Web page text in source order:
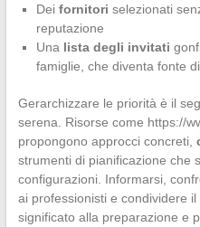
Dei fornitori selezionati
reputazione
Una lista degli invitati
famiglie, che diventa fonte
Gerarchizzare le priorità è il
serena. Risorse come https://
propongono approcci concreti,
strumenti di pianificazione che
configurazioni. Informarsi,
ai professionisti e condividere
significato alla preparazione e